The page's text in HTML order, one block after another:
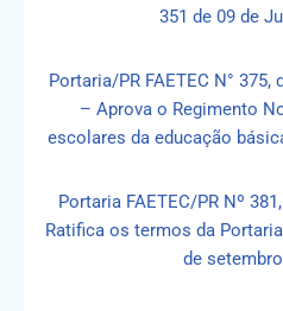
351 de 09 de
Portaria/PR FAETEC N°
– Aprova o Regimento
escolares da educação
Portaria FAETEC/PR Nº
Ratifica os termos da
de